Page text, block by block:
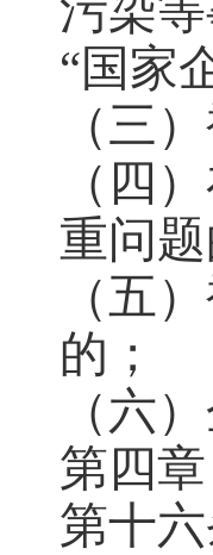
污染
“国家
（三
（四
重问题
（五
的；
（六
第四
第十